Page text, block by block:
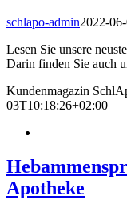
schlapo-admin2022-
Lesen Sie unsere
Darin finden Sie auch
Kundenmagazin
03T10:18:26+02:00
Apotheke